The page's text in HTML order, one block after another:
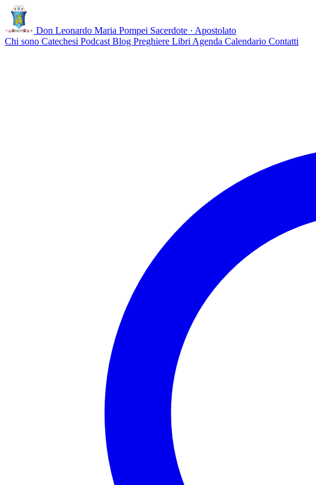
Don Leonardo Maria Pompei Sacerdote · Apostolato
Chi sono Catechesi Podcast Blog Preghiere Libri Agenda Calendario Contatti